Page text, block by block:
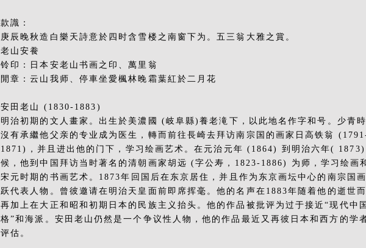
款識：
庚辰晚秋造白樂天詩意於四时含雪楼之南窗下为。五三翁大雅之賞。
老山安飬
铃印：日本安老山书画之印、萬里翁
閒章：云山我师、停車坐愛楓林晚霜葉紅於二月花
安田老山 (1830-1883)
明治初期的文人畫家。出生於美濃國 (岐阜縣)養老滝下，以此地名作字和号。少青時
沒有承繼他父亲的专业成为医生，轉而前往長崎去拜访南宗国的画家日高铁翁
1871)，并且进出他的门下，学习绘画艺术。在元治元年 (1864) 到明治六年(
候，他到中国拜访当时著名的清朝画家胡远 (字公寿，1823-1886) 为师，学习绘画
宋元时期的书画艺术。1873年回国后在东京居住，并且作为东京画坛中心的南宗国
跃代表人物。曾彼邀请在明治天皇面前即席挥毫。他的名声在1883年随着他的逝世而
再加上在大正和昭和初期日本的民族主义抬头。他的作品被批评为过于接近“现代中
格”和海派。安田老山仍然是一个争议性人物，他的作品最近又再彼日本和西方的学
评估。